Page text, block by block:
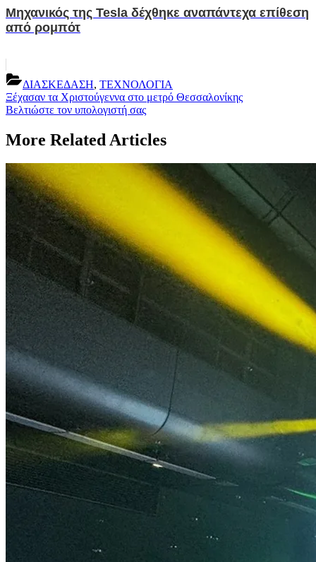
Μηχανικός της Tesla δέχθηκε αναπάντεχα επίθεση
από ρομπότ
ΔΙΑΣΚΕΔΑΣΗ, ΤΕΧΝΟΛΟΓΙΑ
Post
navigation
Previous
Post:
Ξέχασαν τα Χριστούγεννα στο μετρό Θεσσαλονίκης
Next
Βελτιώστε τον υπολογιστή σας
More Related Articles